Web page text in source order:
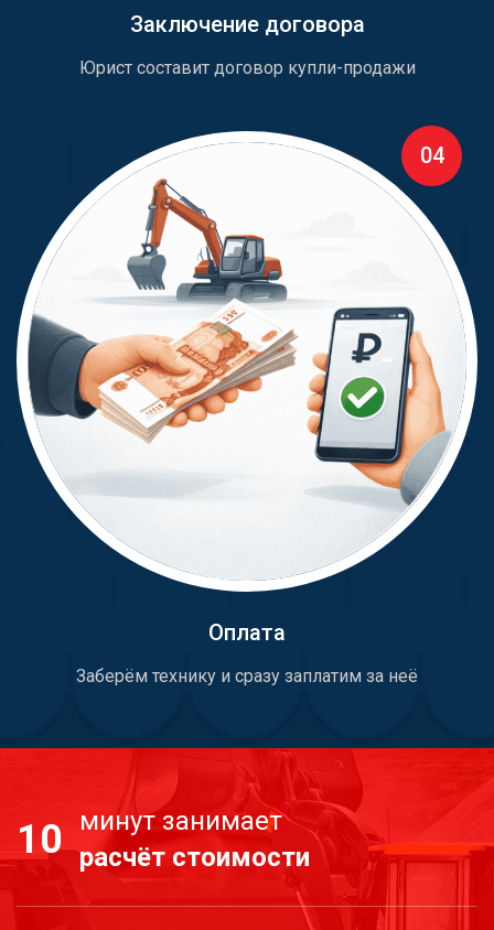
Заключение договора
Юрист составит договор купли-продажи
04
Оплата
Заберём технику и сразу заплатим за неё
10
минут занимает
расчёт стоимости